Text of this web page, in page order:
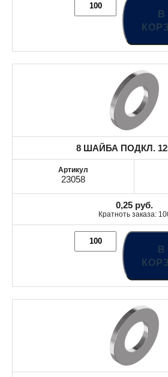
В
8 ШАЙБА ПОДКЛ.
23058
0,25 руб.
Кратноть заказа:
В